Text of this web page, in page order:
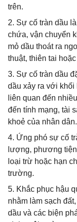
trên.
2. Sự cố tràn dầu
chứa, vận chuyển
mỏ dầu thoát ra
thuật, thiên tai
3. Sự cố tràn dầu
dầu xảy ra với
liên quan đến
đến tính mạng, tài
khoẻ của nhân dân.
4. Ứng phó sự cố
lượng, phương
loại trừ hoặc hạn
trường.
5. Khắc phục hậu
nhằm làm sạch
dầu và các biện